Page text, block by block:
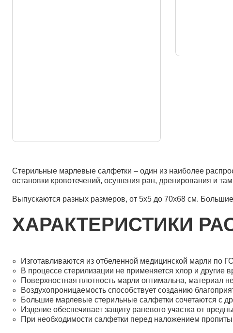
Стерильные марлевые салфетки – один из наиболее
остановки кровотечений, осушения ран, дренирования и
Выпускаются разных размеров, от 5х5 до 70х68 см.
ХАРАКТЕРИСТИКИ
Изготавливаются из отбеленной медицинской марли по
В процессе стерилизации не применяется хлор и другие
Поверхностная плотность марли оптимальна, материал
Воздухопроницаемость способствует созданию
Большие марлевые стерильные салфетки сочетаются с
Изделие обеспечивает защиту раневого участка от
При необходимости салфетки перед наложением